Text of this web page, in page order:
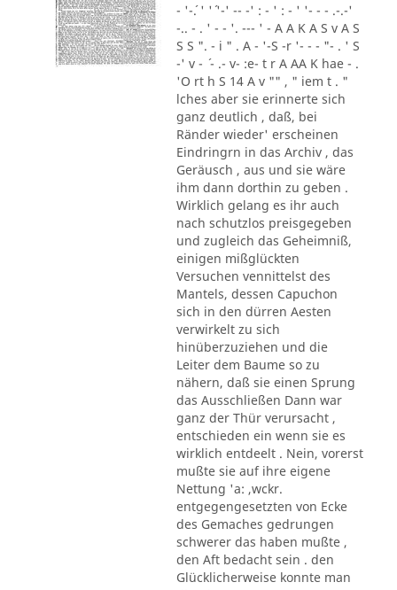
- '-´. ' '´ '-' -- -' : - ' : - ' '- - - .-.-'
-.. - . ' - - '. --- ' - A A K A S v A S
S S ". - i " . A - '-S -r '- - - "- . ' S
-' v - ´ - .- v- :e- t r A AA K hae - .
'O rt h S 14 A v "" , " iem t . "
lches aber sie erinnerte sich
ganz deutlich , daß, bei
Ränder wieder' erscheinen
Eindringrn in das Archiv , das
Geräusch , aus und sie wäre
ihm dann dorthin zu geben .
Wirklich gelang es ihr auch
nach schutzlos preisgegeben
und zugleich das Geheimniß,
einigen mißglückten
Versuchen vennittelst des
Mantels, dessen Capuchon
sich in den dürren Aesten
verwirkelt zu sich
hinüberzuziehen und die
Leiter dem Baume so zu
nähern, daß sie einen Sprung
das Ausschließen Dann war
ganz der Thür verursacht ,
entschieden ein wenn sie es
wirklich entdeelt . Nein, vorerst
mußte sie auf ihre eigene
Nettung 'a: ,wckr.
entgegengesetzten von Ecke
des Gemaches gedrungen
schwerer das haben mußte ,
den Aft bedacht sein . den
Glücklicherweise konnte man